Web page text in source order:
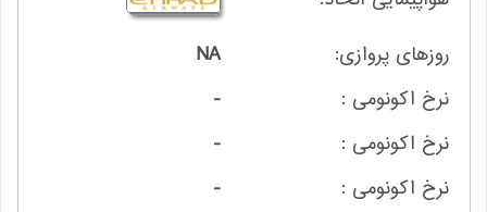
NA
-
-
-